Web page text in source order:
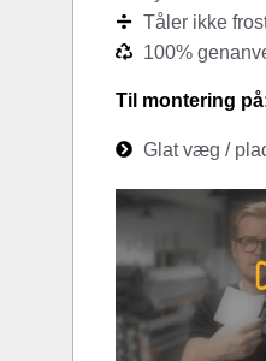
Tåler ikke
100%
Til montering
Glat væg /